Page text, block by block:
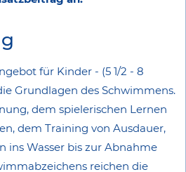
für Kinder - (5 1/2 - 8
Grundlagen des Schwimmens.
dem spielerischen Lernen
dem Training von Ausdauer,
ins Wasser bis zur Abnahme
reichen die